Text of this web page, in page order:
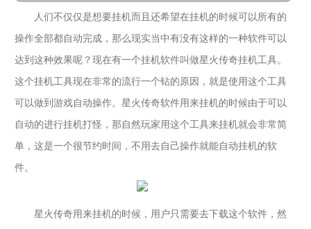
人们不仅仅是想要挂机而且还希望在挂机的时候可以所有的
操作全部都自动完成，那么现实当中有没有这样的一种软件可以
达到这种效果呢？现在有一个挂机软件叫做星火传奇挂机工具。
这个挂机工具现在非常的流行一个钻的原因，就是使用这个工具
可以做到游戏自动操作。星火传奇软件用来挂机的时候由于可以
自动的进行挂机打怪，那自然玩家用这个工具来挂机就会非常简
单，这是一个很节约时间，不用去自己操作就能自动挂机的软
件。
星火传奇用来挂机的时候，用户只需要去下载这个软件，然